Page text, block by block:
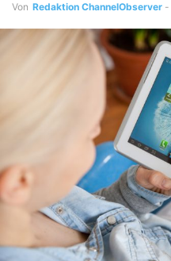
Von Redaktion ChannelObserver -